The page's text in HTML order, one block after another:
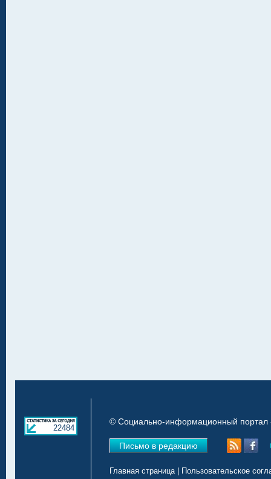
22484
© Социально-информационный портал
Письмо в редакцию
Главная страница| Пользовательское